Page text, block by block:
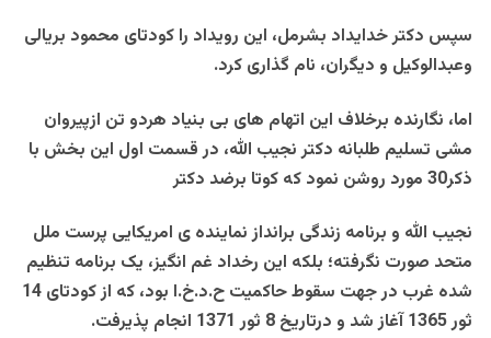
سپس دکتر خدايداد بشرمل، اين رويداد را کودتای محمود بريالی
وعبدالوکيل و ديگران، نام گذاری کرد.
اما، نگارنده برخلاف اين اتهام های بی بنياد هردو تن ازپيروان
مشی تسليم طلبانه دکتر نجيب الله، در قسمت اول اين بخش با
ذکر30 مورد روشن نمود که کوتا برضد دکتر
نجيب الله و برنامه زندگی برانداز نماينده ی امريکايی پرست ملل
متحد صورت نگرفته؛ بلکه اين رخداد غم انگيز، يک برنامه تنظيم
شده غرب در جهت سقوط حاکميت ح.د.خ.ا بود، که از کودتای 14
ثور 1365 آغاز شد و درتاريخ 8 ثور 1371 انجام پذيرفت.